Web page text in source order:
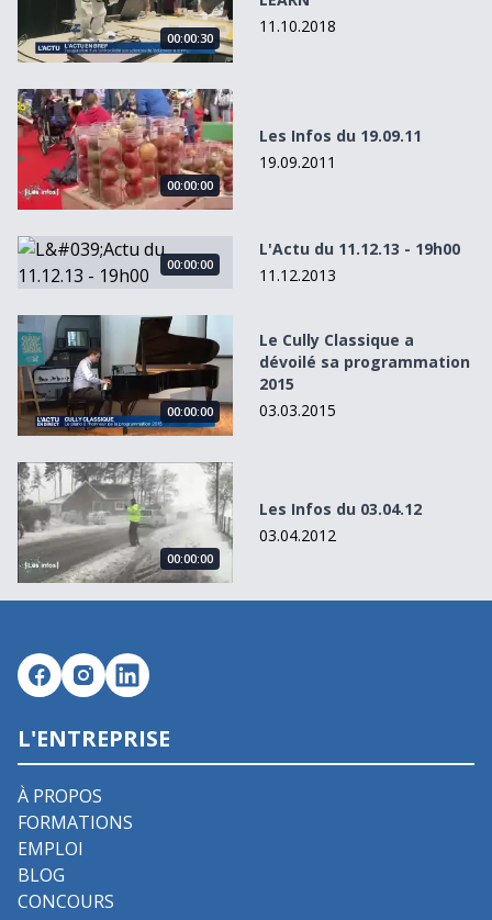
00:00:30
11.10.2018
Les Infos du 19.09.11
00:00:00
Les Infos du 19.09.11
19.09.2011
L&#039;Actu du 11.12.13 - 19h00
00:00:00
L'Actu du 11.12.13 - 19h00
11.12.2013
Le Cully Classique a dévoilé sa programmation 2015
00:00:00
Le Cully Classique a
dévoilé sa programmation
2015
03.03.2015
Les Infos du 03.04.12
00:00:00
Les Infos du 03.04.12
03.04.2012
L'ENTREPRISE
À PROPOS
FORMATIONS
EMPLOI
BLOG
CONCOURS